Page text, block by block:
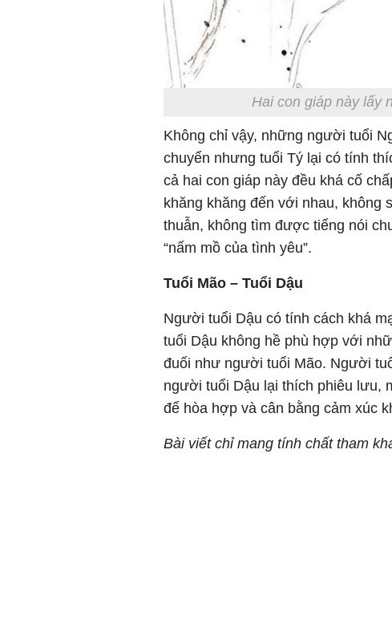
Hai con giáp này lấy
Không chỉ vậy, những người tuổi
chuyển nhưng tuổi Tý lại có tính
cả hai con giáp này đều khá cố
khăng khăng đến với nhau, không
thuẫn, không tìm được tiếng nói
“nấm mồ của tình yêu”.
Tuổi Mão – Tuổi Dậu
Người tuổi Dậu có tính cách khá
tuổi Dậu không hề phù hợp với
đuối như người tuổi Mão. Người
người tuổi Dậu lại thích phiêu lưu,
để hòa hợp và cân bằng cảm xúc
Bài viết chỉ mang tính chất tham